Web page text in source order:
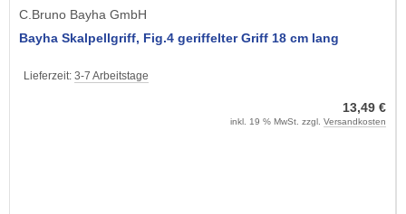
C.Bruno Bayha GmbH
Bayha Skalpellgriff, Fig.4 geriffelter Griff 18 cm lang
Lieferzeit: 3-7 Arbeitstage
13,49 €
inkl. 19 % MwSt. zzgl. Versandkosten